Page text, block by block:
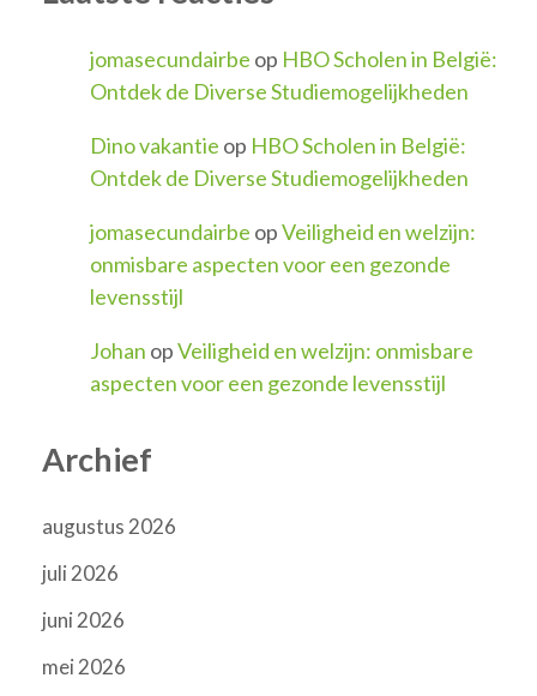
jomasecundairbe op HBO Scholen in België:
Ontdek de Diverse Studiemogelijkheden
Dino vakantie op HBO Scholen in België:
Ontdek de Diverse Studiemogelijkheden
jomasecundairbe opVeiligheid en welzijn:
onmisbare aspecten voor een gezonde
levensstijl
Johan opVeiligheid en welzijn: onmisbare
aspecten voor een gezonde levensstijl
Archief
augustus 2026
juli 2026
juni 2026
mei 2026